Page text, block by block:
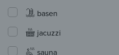
basen
jacuzzi
sauna